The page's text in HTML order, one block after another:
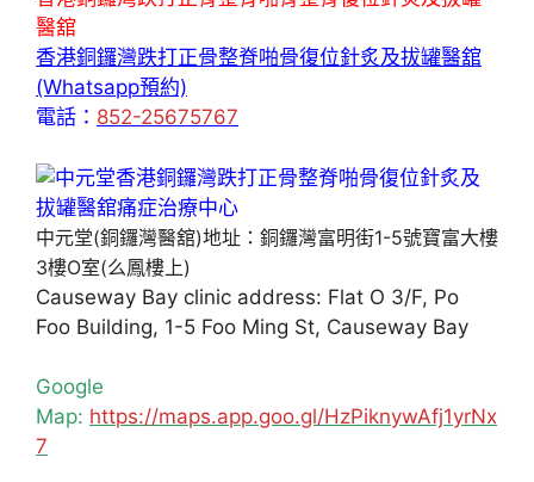
醫舘
香港銅鑼灣跌打正骨整脊啪骨復位針炙及拔罐醫舘
(Whatsapp預約)
電話： 852-25675767
中元堂(銅鑼灣醫舘)地址：銅鑼灣富明街1-5號寶富大樓
3樓O室(么鳳樓上)
Causeway Bay clinic address: Flat O 3/F, Po
Foo Building, 1-5 Foo Ming St, Causeway Bay
Google
Map: https://maps.app.goo.gl/HzPiknywAfj1yrNx
7